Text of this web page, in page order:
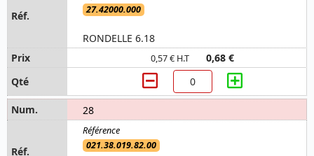
27.42000.000
RONDELLE 6.18
0,57 € H.T 0,68 €
28
021.38.019.82.00